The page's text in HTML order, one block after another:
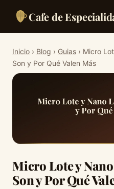
Cafe de
Inicio › Blog › Guias › Micro
Son y Por Qué Valen Más
Micro Lote y
Son y Por Qué